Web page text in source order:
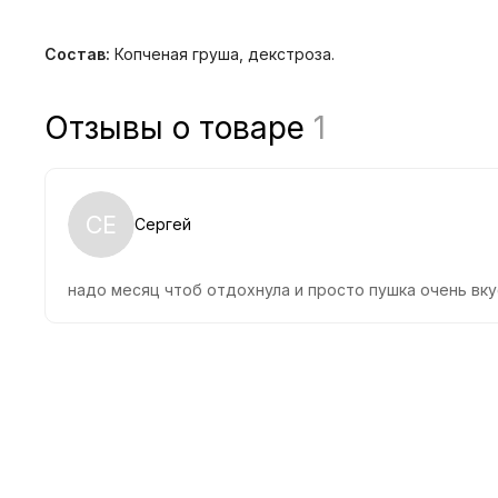
Состав: Копченая груша, декстроза.
Отзывы о товаре 1
СЕ Сергей
надо месяц чтоб отдохнула и просто пушка очень